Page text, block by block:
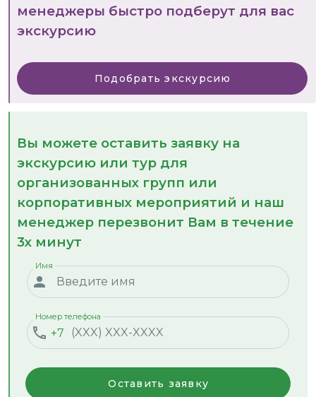
менеджеры быстро подберут для вас
экскурсию
Подобрать экскурсию
Вы можете оставить заявку на
экскурсию или тур для
организованных групп или
корпоративных мероприятий и наш
менеджер перезвонит Вам в течение
3х минут
Имя
+7
Номер телефона
Оставить заявку